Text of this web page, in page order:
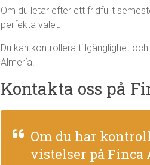
Om du letar efter ett fridfullt
perfekta valet.
Du kan kontrollera tillgänglighet
Almería.
Kontakta oss på
Om du har
vistelser på Finca